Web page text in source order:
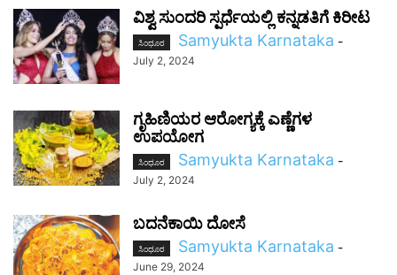
ವಿಶ್ವ ಸುಂದರಿ ಸ್ಪರ್ಧೆಯಲ್ಲಿ ಕನ್ನಡತಿಗೆ ಕಿರೀಟ
ಸಿಂಧೂರ Samyukta Karnataka -
July 2, 2024
ಗೃಹಿಣಿಯರ ಆರೋಗ್ಯಕ್ಕೆ ಎಣ್ಣೆಗಳ
ಉಪಯೋಗ
ಸಿಂಧೂರ Samyukta Karnataka -
July 2, 2024
ಬದನೆಕಾಯಿ ದೋಸೆ
ಸಿಂಧೂರ Samyukta Karnataka -
June 29, 2024